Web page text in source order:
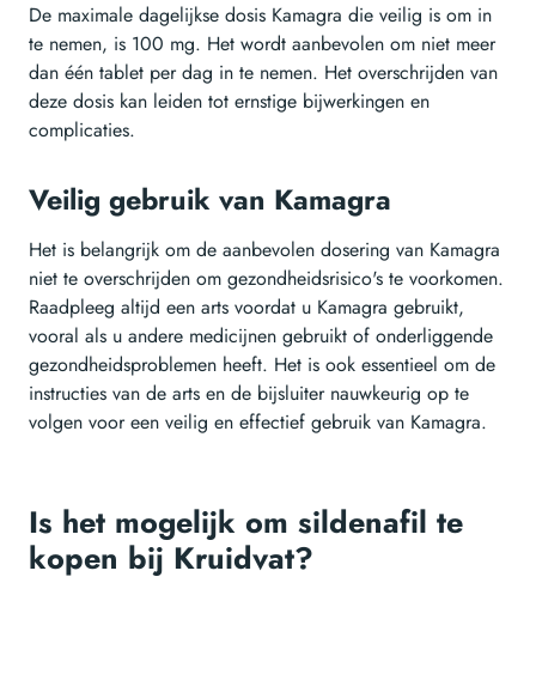
De maximale dagelijkse dosis Kamagra die veilig is om in
te nemen, is 100 mg. Het wordt aanbevolen om niet meer
dan één tablet per dag in te nemen. Het overschrijden van
deze dosis kan leiden tot ernstige bijwerkingen en
complicaties.
Veilig gebruik van Kamagra
Het is belangrijk om de aanbevolen dosering van Kamagra
niet te overschrijden om gezondheidsrisico's te voorkomen.
Raadpleeg altijd een arts voordat u Kamagra gebruikt,
vooral als u andere medicijnen gebruikt of onderliggende
gezondheidsproblemen heeft. Het is ook essentieel om de
instructies van de arts en de bijsluiter nauwkeurig op te
volgen voor een veilig en effectief gebruik van Kamagra.
Is het mogelijk om sildenafil te
kopen bij Kruidvat?